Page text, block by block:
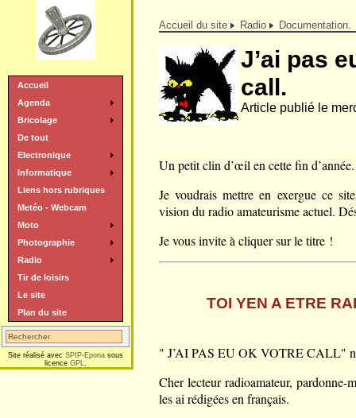
Accueil du site Radio Documentation.
J’ai pas
call.
Article publié le
Un petit clin d’œil en cette fin d’année.
Je voudrais mettre en exergue ce
vision du radio amateurisme actuel.
Je vous invite à cliquer sur le titre !
TOI YEN A ETRE
" J’AI PAS EU OK VOTRE CALL"
Cher lecteur radioamateur,
les ai rédigées en français.
Accueil
Agenda
Bricolage
De tout
Electronique
Informatique
Liens hors rubriques
Metéo - Webcam
Moto
Photographie
Radio
Tir de loisirs
Le site
Plan du site
Site réalisé avec SPIP-Epona sous
licence GPL.